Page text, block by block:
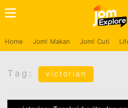
Home Jom! Makan Jom! Cuti
Tag: victorian